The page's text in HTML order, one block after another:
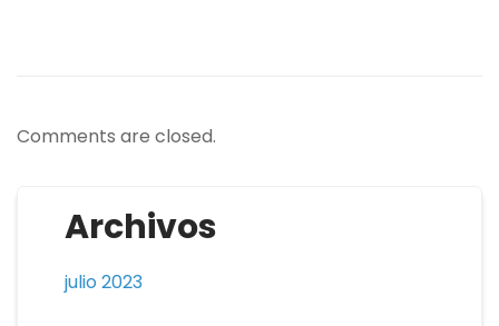
Comments are closed.
Archivos
julio 2023